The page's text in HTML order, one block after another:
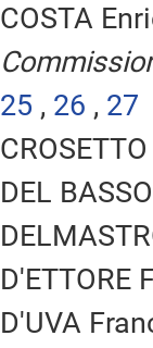
COSTA
25 , 26 , 27
DEL
D'ETTORE
D'UVA